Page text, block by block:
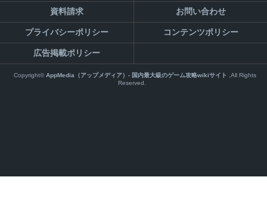
資料請求 お問い合わせ
プライバシーポリシー コンテンツポリシー
広告掲載ポリシー
Copyright©AppMedia（アップメディア）- 国内最大級のゲーム攻略wikiサイト
,All Rights
Reserved.